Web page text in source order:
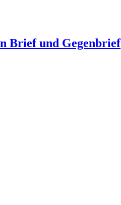
Brief und Gegenbrief